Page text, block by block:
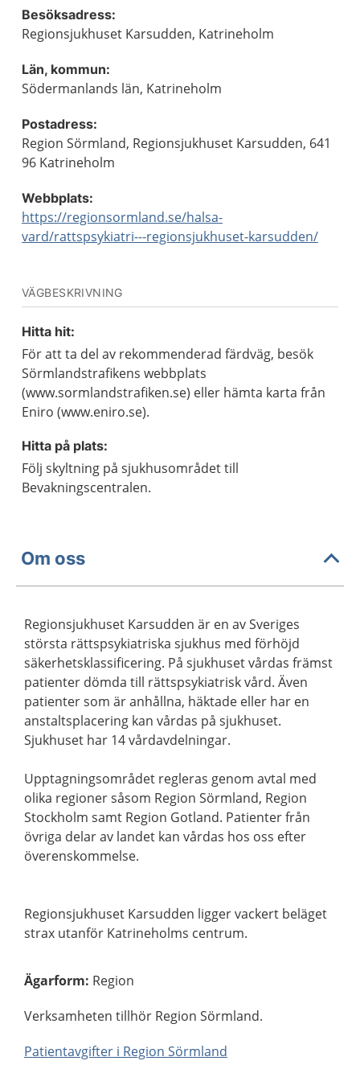
Besöksadress:
Regionsjukhuset Karsudden, Katrineholm
Län, kommun:
Södermanlands län, Katrineholm
Postadress:
Region Sörmland, Regionsjukhuset Karsudden, 641
96 Katrineholm
Webbplats:
https://regionsormland.se/halsa-
vard/rattspsykiatri---regionsjukhuset-karsudden/
VÄGBESKRIVNING
Hitta hit:
För att ta del av rekommenderad färdväg, besök
Sörmlandstrafikens webbplats
(www.sormlandstrafiken.se) eller hämta karta från
Eniro (www.eniro.se).
Hitta på plats:
Följ skyltning på sjukhusområdet till
Bevakningscentralen.
Om oss
Regionsjukhuset Karsudden är en av Sveriges
största rättspsykiatriska sjukhus med förhöjd
säkerhetsklassificering. På sjukhuset vårdas främst
patienter dömda till rättspsykiatrisk vård. Även
patienter som är anhållna, häktade eller har en
anstaltsplacering kan vårdas på sjukhuset.
Sjukhuset har 14 vårdavdelningar.
Upptagningsområdet regleras genom avtal med
olika regioner såsom Region Sörmland, Region
Stockholm samt Region Gotland. Patienter från
övriga delar av landet kan vårdas hos oss efter
överenskommelse.
Regionsjukhuset Karsudden ligger vackert beläget
strax utanför Katrineholms centrum.
Ägarform: Region
Verksamheten tillhör Region Sörmland.
Patientavgifter i Region Sörmland